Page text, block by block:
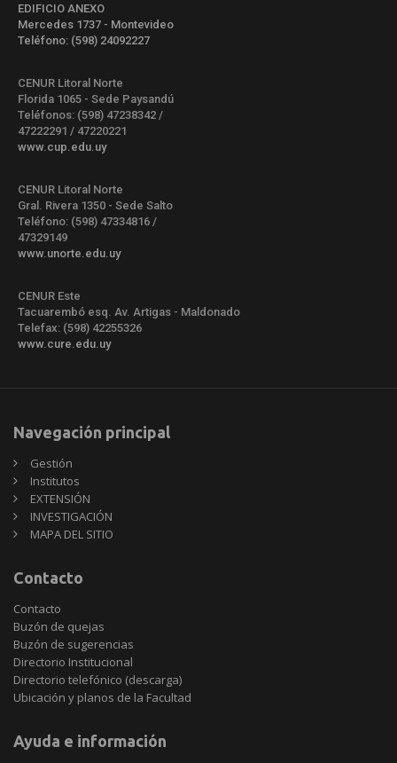
EDIFICIO ANEXO
Mercedes 1737 - Montevideo
Teléfono: (598) 24092227
CENUR Litoral Norte
Florida 1065 - Sede Paysandú
Teléfonos: (598) 47238342 /
47222291 / 47220221
www.cup.edu.uy
CENUR Litoral Norte
Gral. Rivera 1350 - Sede Salto
Teléfono: (598) 47334816 /
47329149
www.unorte.edu.uy
CENUR Este
Tacuarembó esq. Av. Artigas - Maldonado
Telefax: (598) 42255326
www.cure.edu.uy
Navegación principal
Gestión
Institutos
EXTENSIÓN
INVESTIGACIÓN
MAPA DEL SITIO
Contacto
Contacto
Buzón de quejas
Buzón de sugerencias
Directorio Institucional
Directorio telefónico (descarga)
Ubicación y planos de la Facultad
Ayuda e información